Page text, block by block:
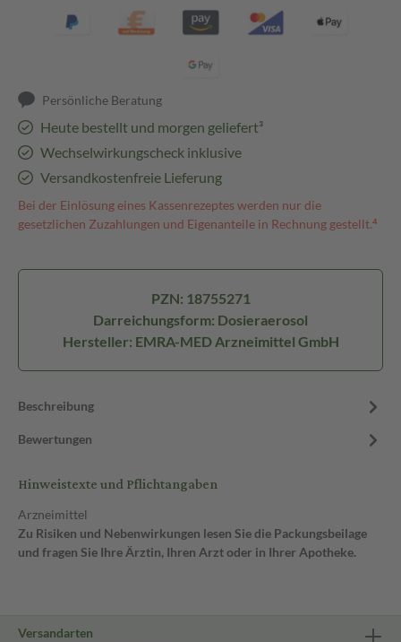
Persönliche Beratung
Heute bestellt und morgen geliefert³
Wechselwirkungscheck inklusive
Versandkostenfreie Lieferung
Bei der Einlösung eines Kassenrezeptes werden nur die
gesetzlichen Zuzahlungen und Eigenanteile in Rechnung gestellt.⁴
PZN: 18755271
Darreichungsform: Dosieraerosol
Hersteller: EMRA-MED Arzneimittel GmbH
Beschreibung
Bewertungen
Hinweistexte und Pflichtangaben
Arzneimittel
Zu Risiken und Nebenwirkungen lesen Sie die Packungsbeilage
und fragen Sie Ihre Ärztin, Ihren Arzt oder in Ihrer Apotheke.
Versandarten